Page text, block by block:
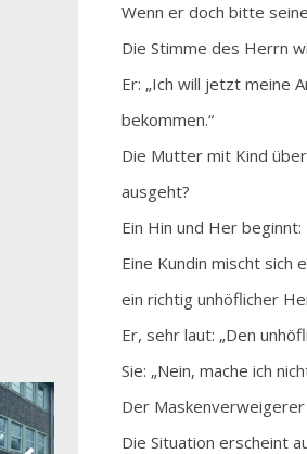
Wenn er doch bitte
Die Stimme des Herrn
Er: „Ich will jetzt meine
bekommen.“
Die Mutter mit Kind
ausgeht?
Ein Hin und Her
Eine Kundin mischt sich
ein richtig unhöflicher
Er, sehr laut: „Den
Sie: „Nein, mache ich
Der
Die Situation erscheint